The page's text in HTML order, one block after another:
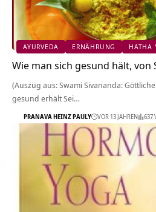
AYURVEDA ERNÄHRUNG HATHA
Wie man sich gesund hält, von
(Auszüg aus: Swami Sivananda:
gesund erhält Sei…
PRANAVA HEINZ PAULY VOR 13 JAHREN 637